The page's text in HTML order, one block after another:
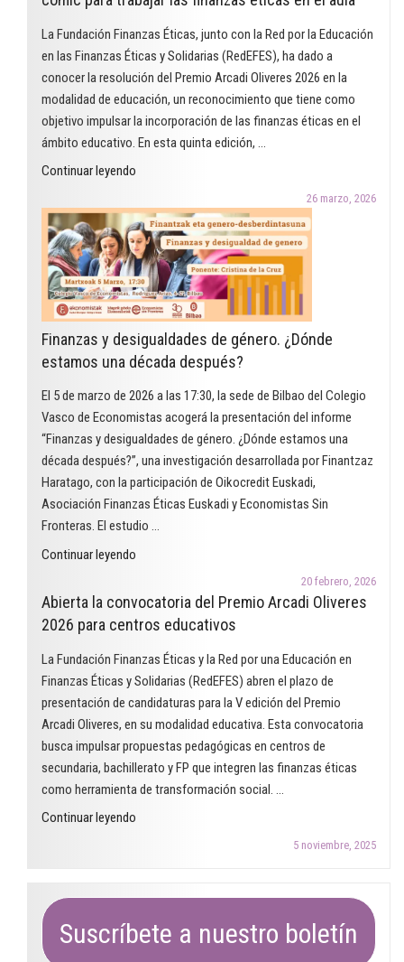
La Fundación Finanzas Éticas, junto con la Red por la Educación
en las Finanzas Éticas y Solidarias (RedEFES), ha dado a
conocer la resolución del Premio Arcadi Oliveres 2026 en la
modalidad de educación, un reconocimiento que tiene como
objetivo impulsar la incorporación de las finanzas éticas en el
ámbito educativo. En esta quinta edición, …
Continuar leyendo
Arcadi
Oliveres
2026
en
la
modalidad
de
educación
reconoce
un
proyecto
utiliza
cómic
finanzas
éticas
el
aula"
26 marzo, 2026
Finanzas y desigualdades de género. ¿Dónde
estamos una década después?
El 5 de marzo de 2026 a las 17:30, la sede de Bilbao del Colegio
Vasco de Economistas acogerá la presentación del informe
“Finanzas y desigualdades de género. ¿Dónde estamos una
década después?”, una investigación desarrollada por Finantzaz
Haratago, con la participación de Oikocredit Euskadi,
Asociación Finanzas Éticas Euskadi y Economistas Sin
Fronteras. El estudio …
Continuar leyendo
desigualdades
de
¿Dónde
estamos
una
década
después?"
20 febrero, 2026
Abierta la convocatoria del Premio Arcadi Oliveres
2026 para centros educativos
La Fundación Finanzas Éticas y la Red por una Educación en
Finanzas Éticas y Solidarias (RedEFES) abren el plazo de
presentación de candidaturas para la V edición del Premio
Arcadi Oliveres, en su modalidad educativa. Esta convocatoria
busca impulsar propuestas pedagógicas en centros de
secundaria, bachillerato y FP que integren las finanzas éticas
como herramienta de transformación social. …
Continuar leyendo
Arcadi
Oliveres
5 noviembre, 2025
Suscríbete a nuestro boletín